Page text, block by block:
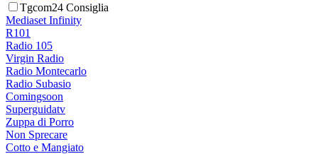
Tgcom24 Consiglia
Mediaset Infinity
R101
Radio 105
Virgin Radio
Radio Montecarlo
Radio Subasio
Comingsoon
Superguidatv
Zuppa di Porro
Non Sprecare
Cotto e Mangiato